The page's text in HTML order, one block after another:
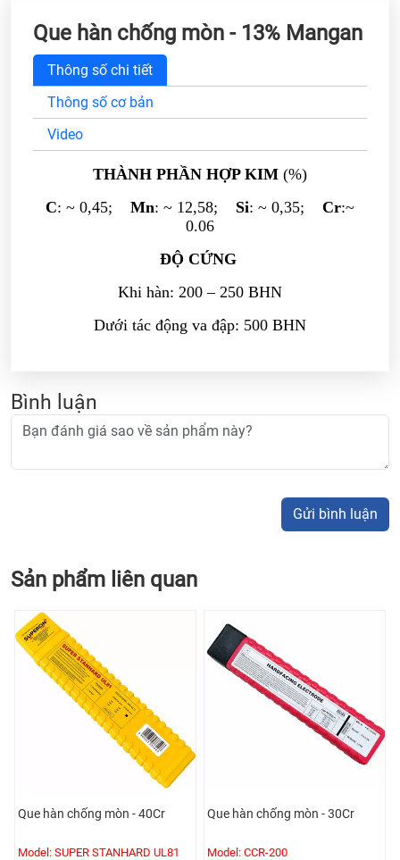
Que hàn chống mòn - 13% Mangan
Thông số chi tiết
Thông số cơ bản
Video
THÀNH PHẦN HỢP KIM (%)
C: ~ 0,45; Mn: ~ 12,58; Si: ~ 0,35; Cr:~
0.06
ĐỘ CỨNG
Khi hàn: 200 – 250 BHN
Dưới tác động va đập: 500 BHN
Bình luận
Gửi bình luận
Sản phẩm liên quan
Que hàn chống mòn - 40Cr
Model: SUPER STANHARD UL81
Que hàn chống mòn - 30Cr
Model: CCR-200